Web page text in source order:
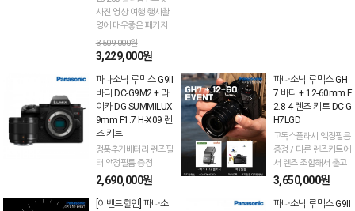
사진 영상 여행 행사촬
영에 매우좋은 패키지
3,509,000원
3,229,000원
파나소닉 루믹스 G9II
바디 DC-G9M2 + 라
이카 DG SUMMILUX
9mm F1.7 H-X09 렌
즈 키트
정품추가배터리 렌즈필
터 액정필름 증정
2,690,000원
파나소닉 루믹스 GH
7 바디 + 12-60mm F
2.8-4 렌즈 키트 DC-G
H7LGD
고독스플래시 액정필름
증정 / 다른 렌즈키트에
서 렌즈 조합해서 출고
3,650,000원
[이벤트할인] 파나소
파나소닉 루믹스 G9II